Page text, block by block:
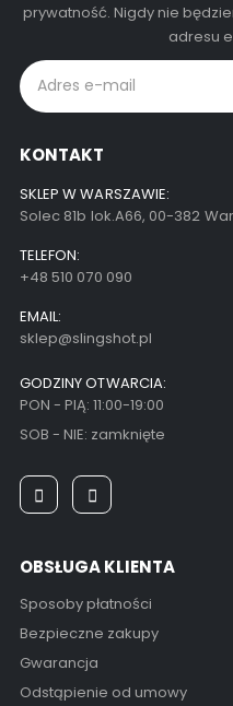
prywatność. Nigdy nie
adresu
KONTAKT
SKLEP W WARSZAWIE:
Solec 81b lok.A66, 00-382
TELEFON:
+48 510 070 090
EMAIL:
sklep@slingshot.pl
GODZINY OTWARCIA:
PON - PIĄ: 11:00-19:00
SOB - NIE: zamknięte
OBSŁUGA KLIENTA
Sposoby płatności
Bezpieczne zakupy
Gwarancja
Odstąpienie od umowy